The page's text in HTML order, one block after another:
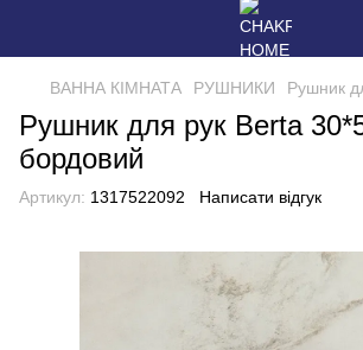
ВАННА КІМНАТА РУШНИКИ Рушник
Рушник для рук Berta
бордовий
Артикул: 1317522092 Написати відгук